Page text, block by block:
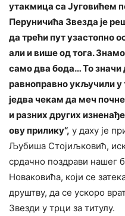
утакмица са Југовићем
Перуничића Звезда је
да трећи пут узастопно
али и више од тога.
само два бода… То
равноправно укључили
једва чекам да меч
и разних других
ову прилику“, у даху је
Љубиша Стојиљковић,
срдачно поздрави нашег
Новаковића, који се
друштву, да се ускоро
Звезди у трци за титулу.